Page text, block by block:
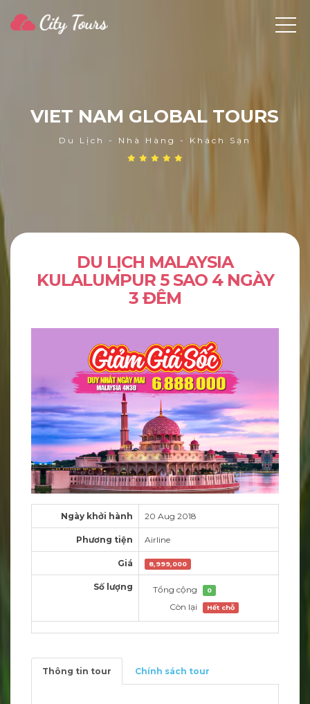
VIET NAM GLOBAL TOURS
Du Lịch - Nhà Hàng - Khách Sạn
DU LỊCH MALAYSIA
KULALUMPUR 5 SAO 4 NGÀY
3 ĐÊM
Ngày khởi hành 20 Aug 2018
Phương tiện Airline
Giá 8,999,000
Số lượng Tổng cộng 0
Còn lại Hết chỗ
Thông tin tour Chính sách tour